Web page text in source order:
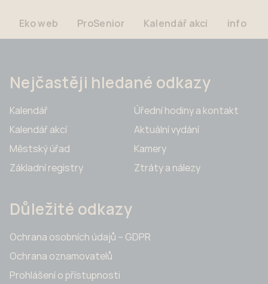
Eko web ProSenior Kalendář akcí info
Nejčastěji hledané odkazy
Kalendář
Kalendář akcí
Městský úřad
Základní registry
Úřední hodiny a kontakt
Aktuální vydání
Kamery
Ztráty a nálezy
Důležité odkazy
Ochrana osobních údajů – GDPR
Ochrana oznamovatelů
Prohlášení o přístupnosti